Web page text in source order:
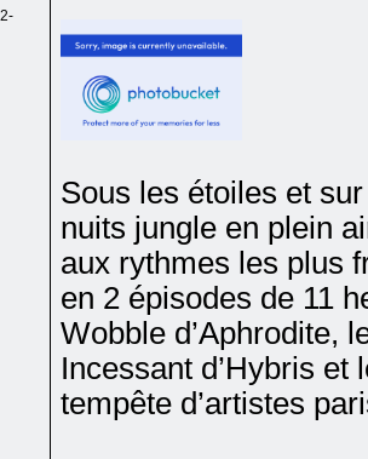
Sous les étoiles et
nuits jungle en plein
aux rythmes les plus
en 2 épisodes de 11
Wobble d’Aphrodite,
Incessant d’Hybris et
tempête d’artistes